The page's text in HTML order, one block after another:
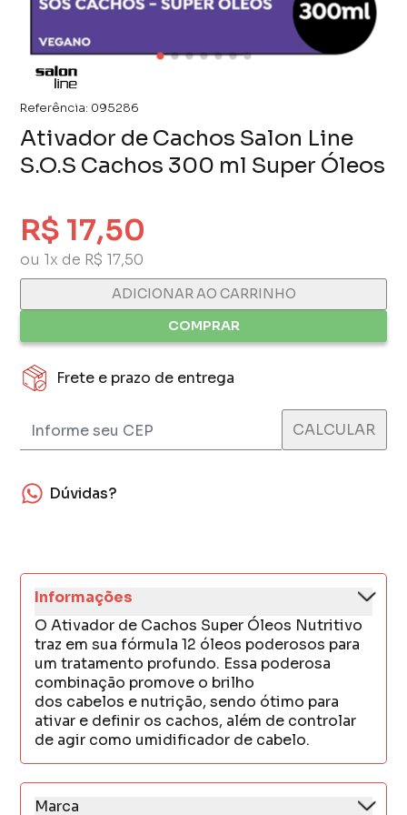
Referência: 095286
Ativador de Cachos Salon Line
S.O.S Cachos 300 ml Super Óleos
R$ 17,50
ou 1x de R$ 17,50
ADICIONAR AO CARRINHO
COMPRAR
Frete e prazo de entrega
Dúvidas?
Informações
O Ativador de Cachos Super Óleos Nutritivo
traz em sua fórmula 12 óleos poderosos para
um tratamento profundo. Essa poderosa
combinação promove o brilho
dos cabelos e nutrição, sendo ótimo para
ativar e definir os cachos, além de controlar
de agir como umidificador de cabelo.
Marca